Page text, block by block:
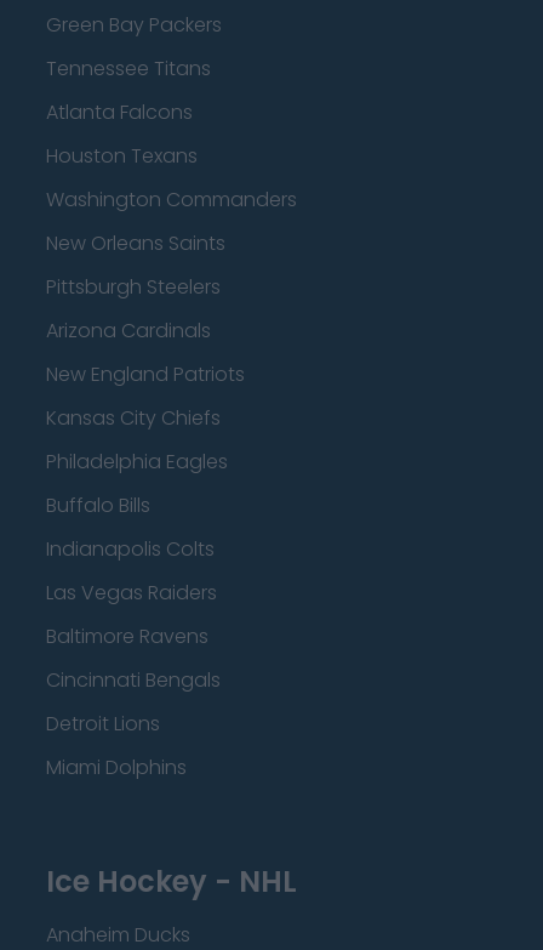
Green Bay Packers
Tennessee Titans
Atlanta Falcons
Houston Texans
Washington Commanders
New Orleans Saints
Pittsburgh Steelers
Arizona Cardinals
New England Patriots
Kansas City Chiefs
Philadelphia Eagles
Buffalo Bills
Indianapolis Colts
Las Vegas Raiders
Baltimore Ravens
Cincinnati Bengals
Detroit Lions
Miami Dolphins
Ice Hockey - NHL
Anaheim Ducks